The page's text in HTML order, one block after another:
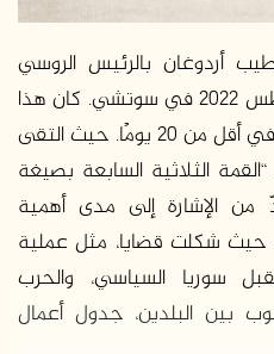
أردوغان بالرئيس الروسي
فلاديمير بوتين بتاريخ 5 أغسطس 2022 في سوتشي. كان هذا
ثاني لقاء مباشر بين الزعيمين في أقل من 20 يومًا. حيث التقى
الثلاثية السابعة بصيغة
ولا بدّ من الإشارة إلى مدى أهمية
حيث شكلت قضايا، مثل عملية
سوريا السياسي، والحرب
بين البلدين، جدول أعمال